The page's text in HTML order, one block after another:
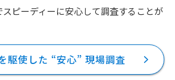
スピーディーに安心して調査することが
駆使した “安心” 現場調査